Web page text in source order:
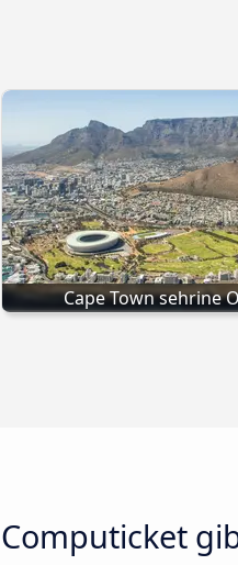
Cape Town sehrine
Computicket